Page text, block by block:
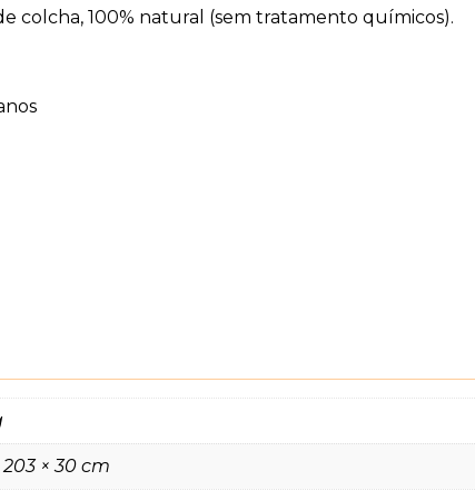
colcha, 100% natural (sem tratamento químicos).
203 × 30 cm